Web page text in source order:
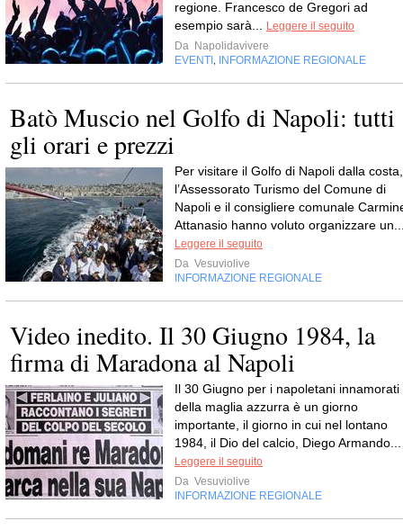
regione. Francesco de Gregori ad
esempio sarà...
Leggere il seguito
Da Napolidavivere
EVENTI
INFORMAZIONE REGIONALE
Batò Muscio nel Golfo di Napoli: tutti
gli orari e prezzi
Per visitare il Golfo di Napoli dalla costa,
l’Assessorato Turismo del Comune di
Napoli e il consigliere comunale
Attanasio hanno voluto organizzare
Leggere il seguito
Da Vesuviolive
INFORMAZIONE REGIONALE
Video inedito. Il 30 Giugno 1984, la
firma di Maradona al Napoli
Il 30 Giugno per i napoletani innamorati
della maglia azzurra è un giorno
importante, il giorno in cui nel lontano
1984, il Dio del calcio, Diego Armando...
Leggere il seguito
Da Vesuviolive
INFORMAZIONE REGIONALE